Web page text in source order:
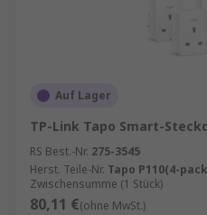
Auf Lager
TP-Link Tapo Smart-
RS Best.-Nr. 275-3545
Herst. Teile-Nr. Tapo P110(4-
Zwischensumme (1 Stück)
80,11 €(ohne MwSt.)